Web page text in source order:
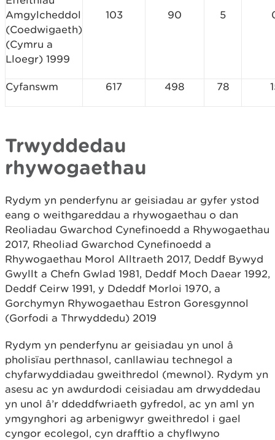
Amgylcheddol
(Coedwigaeth)
(Cymru a
Lloegr) 1999
103 90 5
Cyfanswm 617 498 78
Trwyddedau
rhywogaethau
Rydym yn penderfynu ar geisiadau ar gyfer ystod
eang o weithgareddau a rhywogaethau o dan
Reoliadau Gwarchod Cynefinoedd a Rhywogaethau
2017, Rheoliad Gwarchod Cynefinoedd a
Rhywogaethau Morol Alltraeth 2017, Deddf Bywyd
Gwyllt a Chefn Gwlad 1981, Deddf Moch Daear 1992,
Deddf Ceirw 1991, y Ddeddf Morloi 1970, a
Gorchymyn Rhywogaethau Estron Goresgynnol
(Gorfodi a Thrwyddedu) 2019
Rydym yn penderfynu ar geisiadau yn unol â
pholisïau perthnasol, canllawiau technegol a
chyfarwyddiadau gweithredol (mewnol). Rydym yn
asesu ac yn awdurdodi ceisiadau am drwyddedau
yn unol â’r ddeddfwriaeth gyfredol, ac yn aml yn
ymgynghori ag arbenigwyr gweithredol i gael
cyngor ecolegol, cyn drafftio a chyflwyno